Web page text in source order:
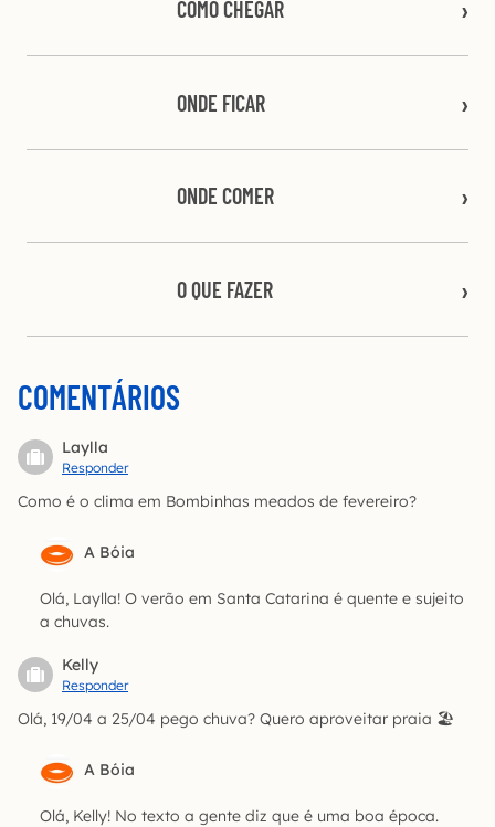
COMO CHEGAR
ONDE FICAR
ONDE COMER
O QUE FAZER
COMENTÁRIOS
Laylla
Responder
Como é o clima em Bombinhas meados de fevereiro?
A Bóia
Olá, Laylla! O verão em Santa Catarina é quente e sujeito
a chuvas.
Kelly
Responder
Olá, 19/04 a 25/04 pego chuva? Quero aproveitar praia 🏖️
A Bóia
Olá, Kelly! No texto a gente diz que é uma boa época.